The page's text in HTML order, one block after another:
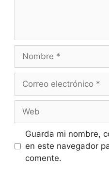
electrónico
Guarda mi nombre,
en este navegador
comente.